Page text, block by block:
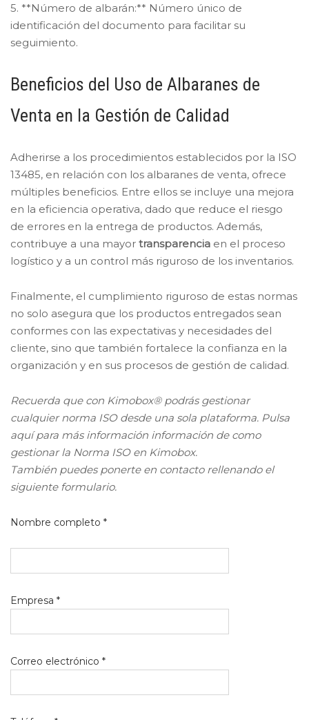
5. **Número de albarán:** Número único de
identificación del documento para facilitar su
seguimiento.
Beneficios del Uso de Albaranes de
Venta en la Gestión de Calidad
Adherirse a los procedimientos establecidos por la ISO
13485, en relación con los albaranes de venta, ofrece
múltiples beneficios. Entre ellos se incluye una mejora
en la eficiencia operativa, dado que reduce el riesgo
de errores en la entrega de productos. Además,
contribuye a una mayor transparencia en el proceso
logístico y a un control más riguroso de los inventarios.
Finalmente, el cumplimiento riguroso de estas normas
no solo asegura que los productos entregados sean
conformes con las expectativas y necesidades del
cliente, sino que también fortalece la confianza en la
organización y en sus procesos de gestión de calidad.
Recuerda que con Kimobox® podrás gestionar
cualquier norma ISO desde una sola plataforma. Pulsa
aquí para más información información de como
gestionar la Norma ISO en Kimobox.
También puedes ponerte en contacto rellenando el
siguiente formulario.
Nombre completo *
Empresa *
Correo electrónico *